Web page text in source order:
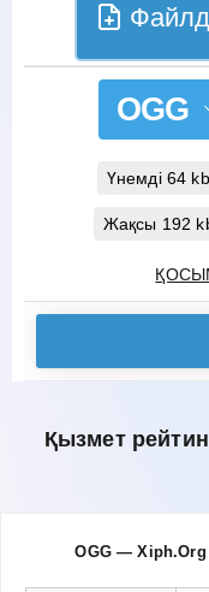
OGG
Үнемді 64
Жақсы 192
Қызмет
OGG —